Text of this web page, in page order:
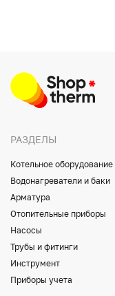
РАЗДЕЛЫ
Котельное оборудование
Водонагреватели и баки
Арматура
Отопительные приборы
Насосы
Трубы и фитинги
Инструмент
Приборы учета